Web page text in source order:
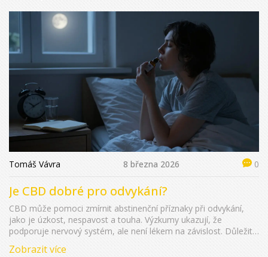
Tomáš Vávra 8 března 2026 0
Je CBD dobré pro odvykání?
CBD může pomoci zmírnit abstinenční příznaky při odvykání,
jako je úzkost, nespavost a touha. Výzkumy ukazují, že
podporuje nervový systém, ale není lékem na závislost. Důležité
Zobrazit více